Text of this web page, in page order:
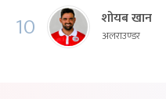
10 शोयब खान
अलराउण्डर